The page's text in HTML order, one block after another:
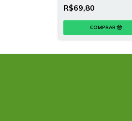
R$69,80